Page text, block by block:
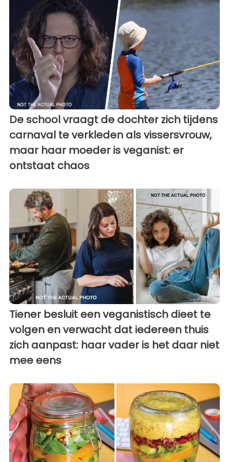
De school vraagt ​​de dochter zich tijdens
carnaval te verkleden als vissersvrouw,
maar haar moeder is veganist: er
ontstaat chaos
Tiener besluit een veganistisch dieet te
volgen en verwacht dat iedereen thuis
zich aanpast: haar vader is het daar niet
mee eens